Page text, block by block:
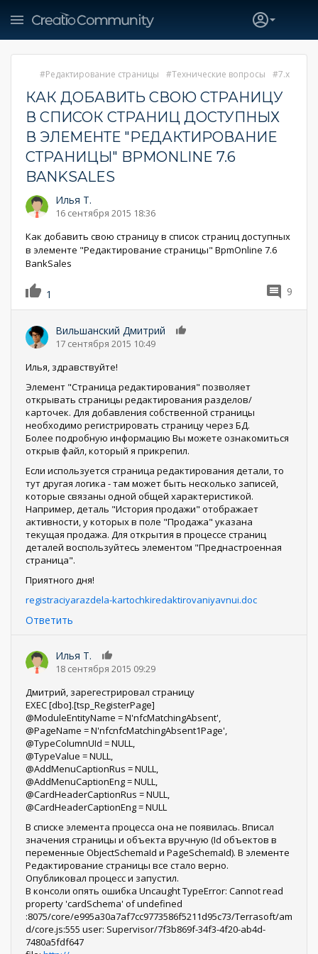
Редактирование страницы Технические вопросы 7.x
КАК ДОБАВИТЬ СВОЮ СТРАНИЦУ
В СПИСОК СТРАНИЦ ДОСТУПНЫХ
В ЭЛЕМЕНТЕ "РЕДАКТИРОВАНИЕ
СТРАНИЦЫ" BPMONLINE 7.6
BANKSALES
Илья Т.
16 сентября 2015 18:36
Как добавить свою страницу в список страниц доступных
в элементе "Редактирование страницы" BpmOnline 7.6
BankSales
1 9
Вильшанский Дмитрий
17 сентября 2015 10:49
Илья, здравствуйте!
Элемент "Страница редактирования" позволяет
открывать страницы редактирования разделов/
карточек. Для добавления собственной страницы
необходимо регистрировать страницу через БД.
Более подробную информацию Вы можете ознакомиться
открыв файл, который я прикрепил.
Если используется страница редактирования детали, то
тут другая логика - там может быть несколько записей,
которые связаны одной общей характеристикой.
Например, деталь "История продажи" отображает
активности, у которых в поле "Продажа" указана
текущая продажа. Для открытия в процессе страниц
деталей воспользуйтесь элементом "Преднастроенная
страница".
Приятного дня!
registraciyarazdela-kartochkiredaktirovaniyavnui.doc
Ответить
Илья Т.
18 сентября 2015 09:29
Дмитрий, зарегестрировал страницу
EXEC [dbo].[tsp_RegisterPage]
@ModuleEntityName = N'nfcMatchingAbsent',
@PageName = N'nfcnfcMatchingAbsent1Page',
@TypeColumnUId = NULL,
@TypeValue = NULL,
@AddMenuCaptionRus = NULL,
@AddMenuCaptionEng = NULL,
@CardHeaderCaptionRus = NULL,
@CardHeaderCaptionEng = NULL
В списке элемента процесса она не появилась. Вписал
значения страницы и объекта вручную (Id объектов в
переменные ObjectSchemaId и PageSchemaId). В элементе
Редактирование страницы все стало верно.
Опубликовал процесс и запустил.
В консоли опять ошибка Uncaught TypeError: Cannot read
property 'cardSchema' of undefined
:8075/core/e995a30a7af7cc9773586f5211d95c73/Terrasoft/am
d/core.js:555 user: Supervisor/7f3b869f-34f3-4f20-ab4d-
7480a5fdf647